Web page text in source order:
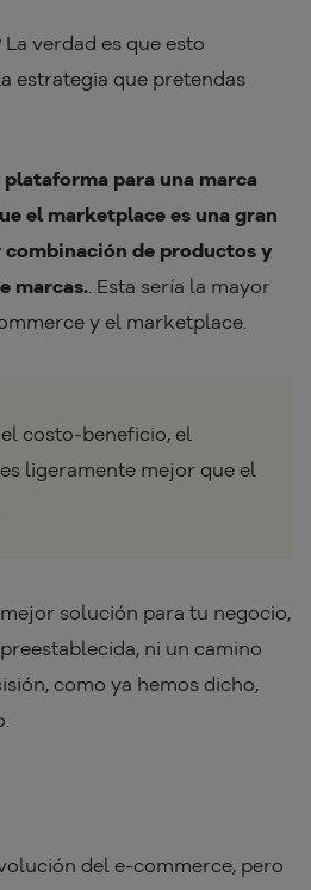
verdad es que esto
estrategia que pretendas
plataforma para una marca
el marketplace es una gran
de productos y
marcas. . Esta sería la mayor
y el marketplace.
costo-beneficio, el
ligeramente mejor que el
solución para tu negocio,
ni un camino
como ya hemos dicho,
del e-commerce, pero